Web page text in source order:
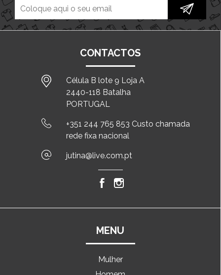
CONTACTOS
Célula B lote 9 Loja A
2440-118 Batalha
PORTUGAL
+351 244 765 853 Custo chamada
rede fixa nacional
jutina@live.com.pt
MENU
Mulher